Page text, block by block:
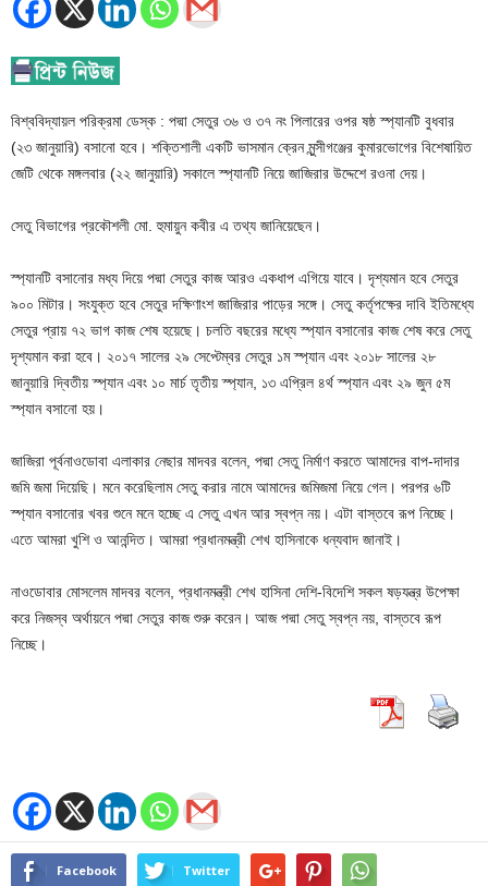
বিশ্ববিদ্যায়ল পরিক্রমা ডেস্ক : পদ্মা সেতুর ৩৬ ও ৩৭ নং পিলারের ওপর ষষ্ঠ স্প্যানটি বুধবার
(২৩ জানুয়ারি) বসানো হবে। শক্তিশালী একটি ভাসমান ক্রেন মুন্সীগঞ্জের কুমারভোগের বিশেষায়িত
জেটি থেকে মঙ্গলবার (২২ জানুয়ারি) সকালে স্প্যানটি নিয়ে জাজিরার উদ্দেশে রওনা দেয়।
সেতু বিভাগের প্রকৌশলী মো. হুমায়ুন কবীর এ তথ্য জানিয়েছেন।
স্প্যানটি বসানোর মধ্য দিয়ে পদ্মা সেতুর কাজ আরও একধাপ এগিয়ে যাবে। দৃশ্যমান হবে সেতুর
৯০০ মিটার। সংযুক্ত হবে সেতুর দক্ষিণাংশ জাজিরার পাড়ের সঙ্গে। সেতু কর্তৃপক্ষের দাবি ইতিমধ্যে
সেতুর প্রায় ৭২ ভাগ কাজ শেষ হয়েছে। চলতি বছরের মধ্যে স্প্যান বসানোর কাজ শেষ করে সেতু
দৃশ্যমান করা হবে। ২০১৭ সালের ২৯ সেপ্টেম্বর সেতুর ১ম স্প্যান এবং ২০১৮ সালের ২৮
জানুয়ারি দ্বিতীয় স্প্যান এবং ১০ মার্চ তৃতীয় স্প্যান, ১৩ এপ্রিল ৪র্থ স্প্যান এবং ২৯ জুন ৫ম
স্প্যান বসানো হয়।
জাজিরা পূর্বনাওডোবা এলাকার নেছার মাদবর বলেন, পদ্মা সেতু নির্মাণ করতে আমাদের বাপ-দাদার
জমি জমা দিয়েছি। মনে করেছিলাম সেতু করার নামে আমাদের জমিজমা নিয়ে গেল। পরপর ৬টি
স্প্যান বসানোর খবর শুনে মনে হচ্ছে এ সেতু এখন আর স্বপ্ন নয়। এটা বাস্তবে রূপ নিচ্ছে।
এতে আমরা খুশি ও আনন্দিত। আমরা প্রধানমন্ত্রী শেখ হাসিনাকে ধন্যবাদ জানাই।
নাওডোবার মোসলেম মাদবর বলেন, প্রধানমন্ত্রী শেখ হাসিনা দেশি-বিদেশি সকল ষড়যন্ত্র উপেক্ষা
করে নিজস্ব অর্থায়নে পদ্মা সেতুর কাজ শুরু করেন। আজ পদ্মা সেতু স্বপ্ন নয়, বাস্তবে রূপ
নিচ্ছে।
Facebook Twitter